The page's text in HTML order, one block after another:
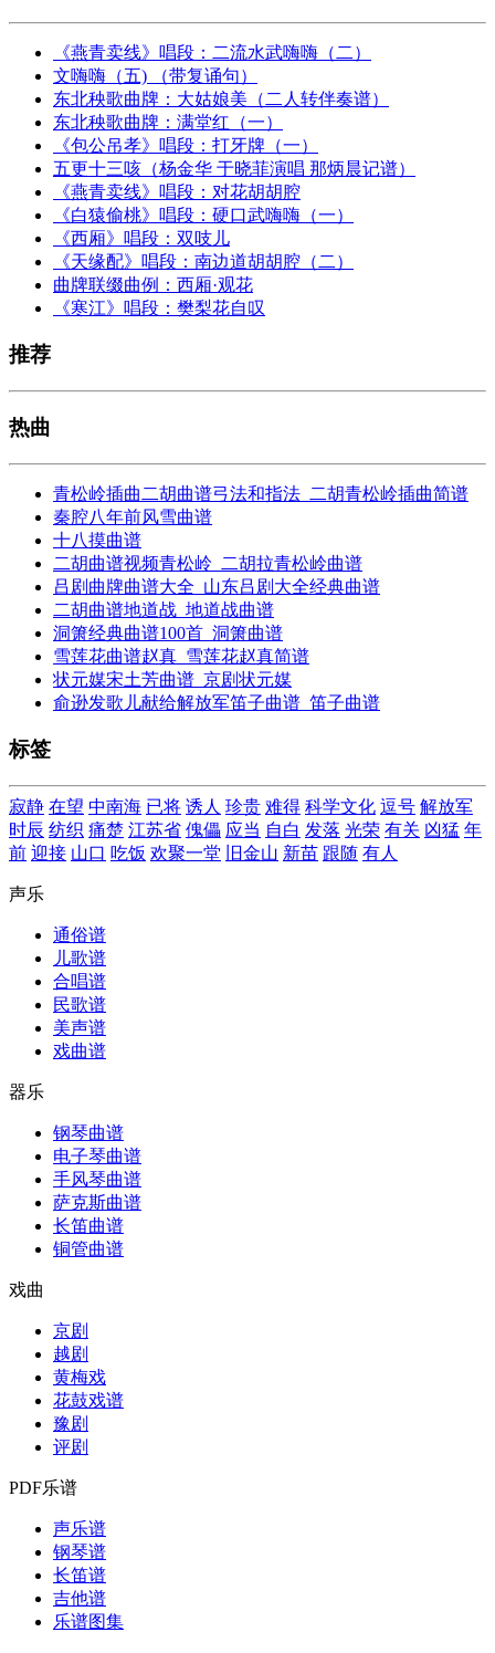
《燕青卖线》唱段：二流水武嗨嗨（二）
文嗨嗨（五) （带复诵句）
东北秧歌曲牌：大姑娘美（二人转伴奏谱）
东北秧歌曲牌：满堂红（一）
《包公吊孝》唱段：打牙牌（一）
五更十三咳（杨金华 于晓菲演唱 那炳晨记谱）
《燕青卖线》唱段：对花胡胡腔
《白猿偷桃》唱段：硬口武嗨嗨（一）
《西厢》唱段：双吱儿
《天缘配》唱段：南边道胡胡腔（二）
曲牌联缀曲例：西厢·观花
《寒江》唱段：樊梨花自叹
推荐
热曲
青松岭插曲二胡曲谱弓法和指法_二胡青松岭插曲简谱
秦腔八年前风雪曲谱
十八摸曲谱
二胡曲谱视频青松岭_二胡拉青松岭曲谱
吕剧曲牌曲谱大全_山东吕剧大全经典曲谱
二胡曲谱地道战_地道战曲谱
洞箫经典曲谱100首_洞箫曲谱
雪莲花曲谱赵真_雪莲花赵真简谱
状元媒宋土芳曲谱_京剧状元媒
俞逊发歌儿献给解放军笛子曲谱_笛子曲谱
标签
寂静 在望 中南海 已将 诱人 珍贵 难得 科学文化 逗号 解放军
时辰 纺织 痛楚 江苏省 傀儡 应当 自白 发落 光荣 有关 凶猛 年
前 迎接 山口 吃饭 欢聚一堂 旧金山 新苗 跟随 有人
声乐
通俗谱
儿歌谱
合唱谱
民歌谱
美声谱
戏曲谱
器乐
钢琴曲谱
电子琴曲谱
手风琴曲谱
萨克斯曲谱
长笛曲谱
铜管曲谱
戏曲
京剧
越剧
黄梅戏
花鼓戏谱
豫剧
评剧
PDF乐谱
声乐谱
钢琴谱
长笛谱
吉他谱
乐谱图集